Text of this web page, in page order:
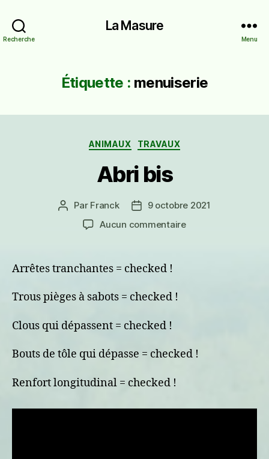
Recherche
La Masure
Menu
Étiquette : menuiserie
Catégories
ANIMAUX TRAVAUX
Abri bis
Auteur
l’article
Par Franck
Date9 octobre 2021
Aucun commentairesur
Arrêtes tranchantes = checked !
Trous pièges à sabots = checked !
Clous qui dépassent = checked !
Bouts de tôle qui dépasse = checked !
Renfort longitudinal = checked !